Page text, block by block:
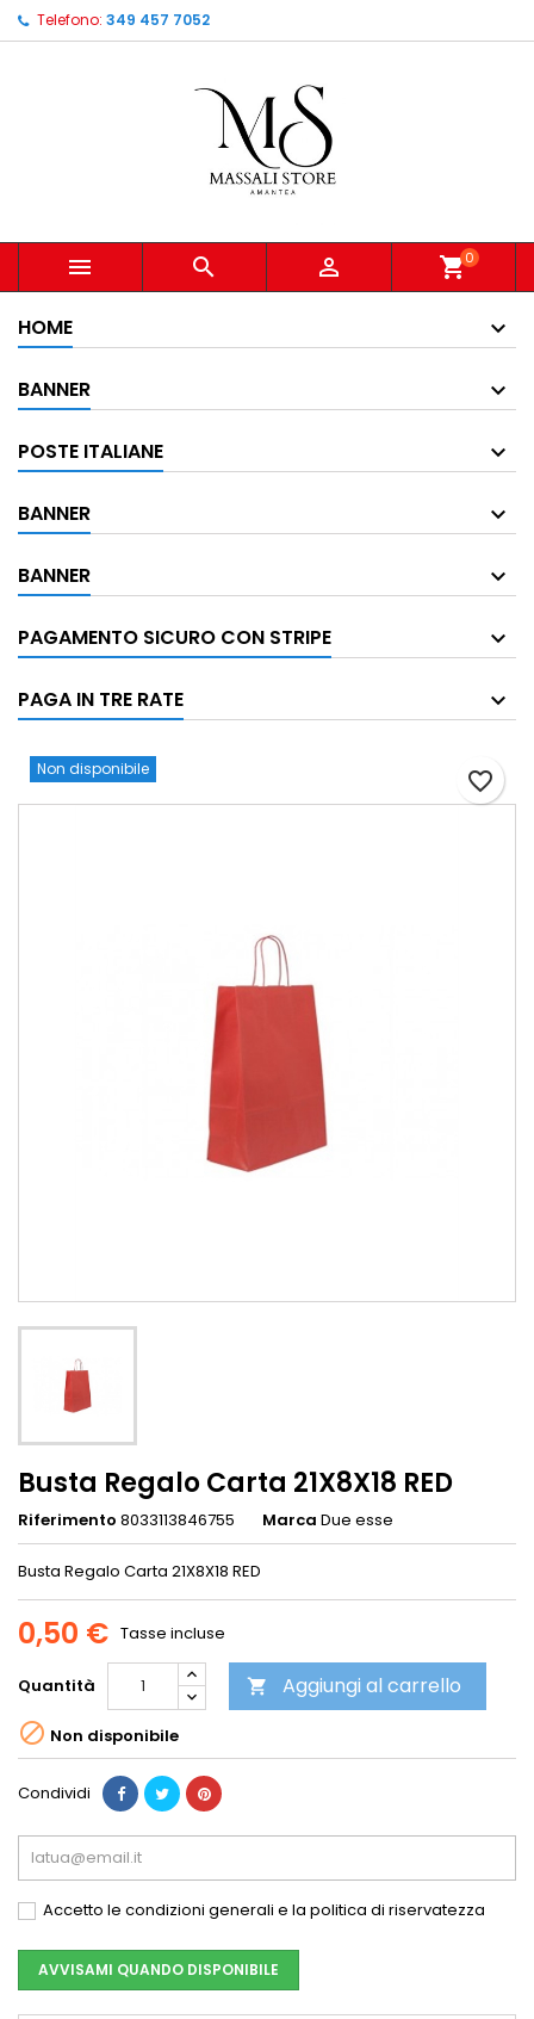
Telefono: 349 457 7052
   shopping_cart0
HOME
BANNER
POSTE ITALIANE
BANNER
BANNER
PAGAMENTO SICURO CON STRIPE
PAGA IN TRE RATE
favorite_border
Non disponibile
Busta Regalo Carta 21X8X18 RED
Riferimento 8033113846755 Marca Due esse
Busta Regalo Carta 21X8X18 RED
0,50 € Tasse incluse
Quantità  Aggiungi al carrello
 Non disponibile
Condividi
Accetto le condizioni generali e la politica di riservatezza
AVVISAMI QUANDO DISPONIBILE